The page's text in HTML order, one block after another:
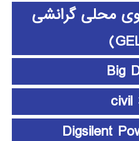
محلی گرانشی
Big
civil
Digsilent